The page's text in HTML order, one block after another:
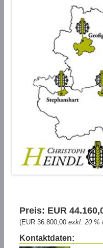
Preis: EUR
(EUR 36.800,00 exkl. 20 %
Kontaktdaten: